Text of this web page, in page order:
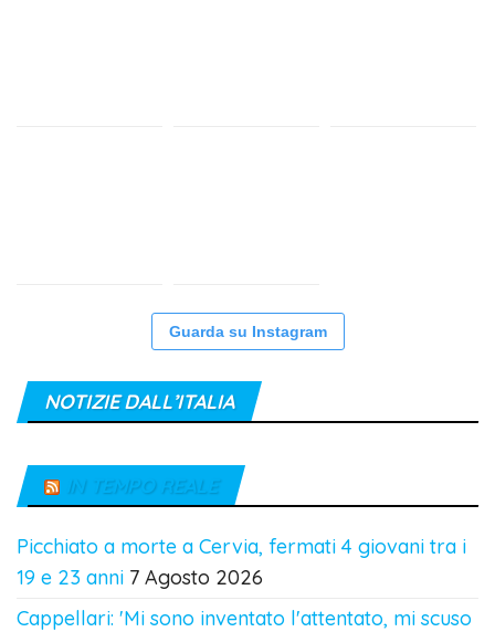
Guarda su Instagram
NOTIZIE DALL’ITALIA
IN TEMPO REALE
Picchiato a morte a Cervia, fermati 4 giovani tra i
19 e 23 anni 7 Agosto 2026
Cappellari: 'Mi sono inventato l'attentato, mi scuso